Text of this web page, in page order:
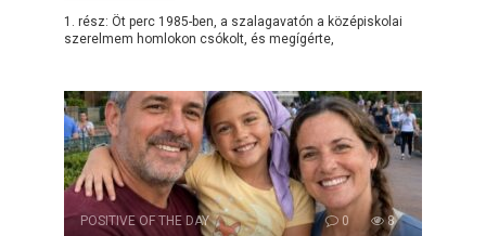
1. rész: Öt perc 1985-ben, a szalagavatón a középiskolai
szerelmem homlokon csókolt, és megígérte,
POSITIVE OF THE DAY 0 8